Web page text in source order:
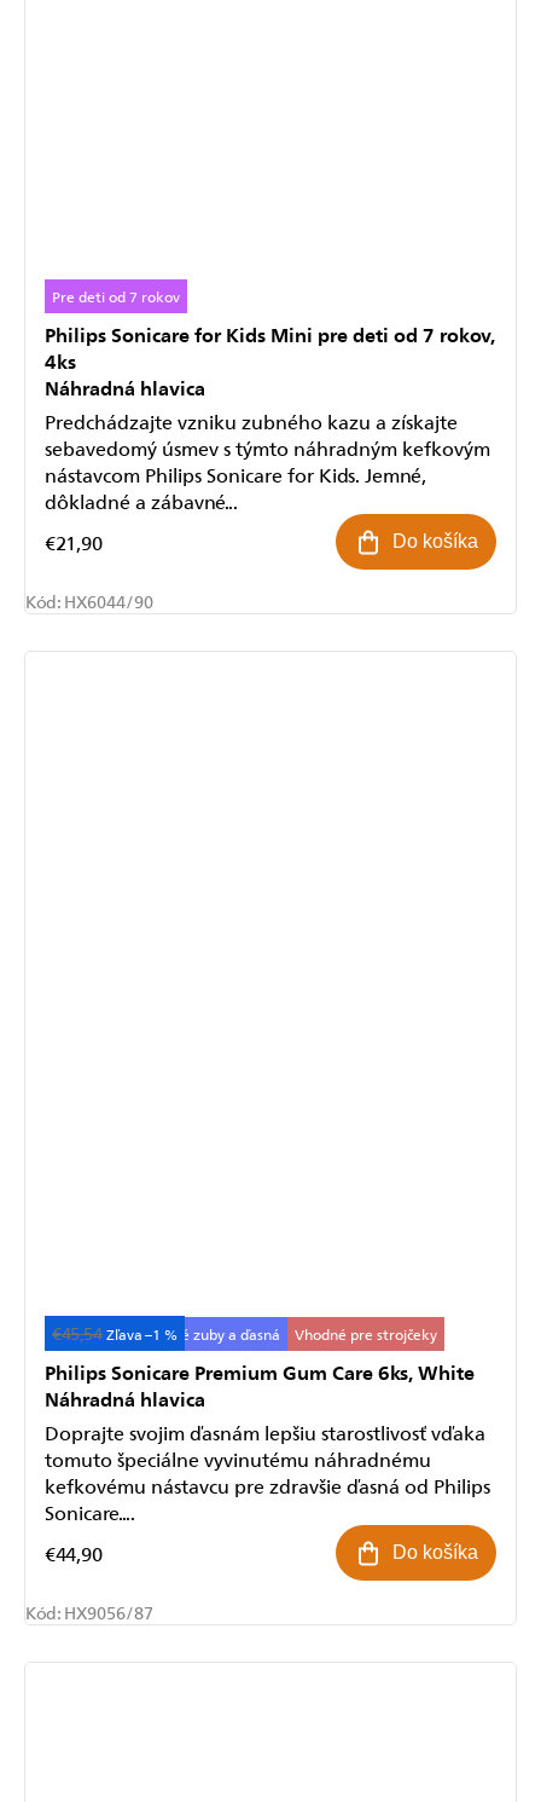
Pre deti od 7 rokov
Philips Sonicare for Kids Mini pre deti od 7 rokov,
4ks
Náhradná hlavica
€21,90 Do košíka
Predchádzajte vzniku zubného kazu a získajte
sebavedomý úsmev s týmto náhradným kefkovým
nástavcom Philips Sonicare for Kids. Jemné,
dôkladné a zábavné...
Kód: HX6044/90
Starostlivosť o citlivé zuby a ďasná Vhodné pre strojčeky
€45,54 –1 %
Philips Sonicare Premium Gum Care 6ks, White
Náhradná hlavica
€44,90 Do košíka
Doprajte svojim ďasnám lepšiu starostlivosť vďaka
tomuto špeciálne vyvinutému náhradnému
kefkovému nástavcu pre zdravšie ďasná od Philips
Sonicare....
Kód: HX9056/87